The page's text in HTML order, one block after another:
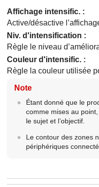
Affichage intensific. :
Active/désactive
Niv. d'intensification :
Règle le niveau
Couleur d'intensific. :
Règle la couleur utilisée
Note
Étant donné que le
comme mises au point,
le sujet et l’objectif.
Le contour des zones
périphériques